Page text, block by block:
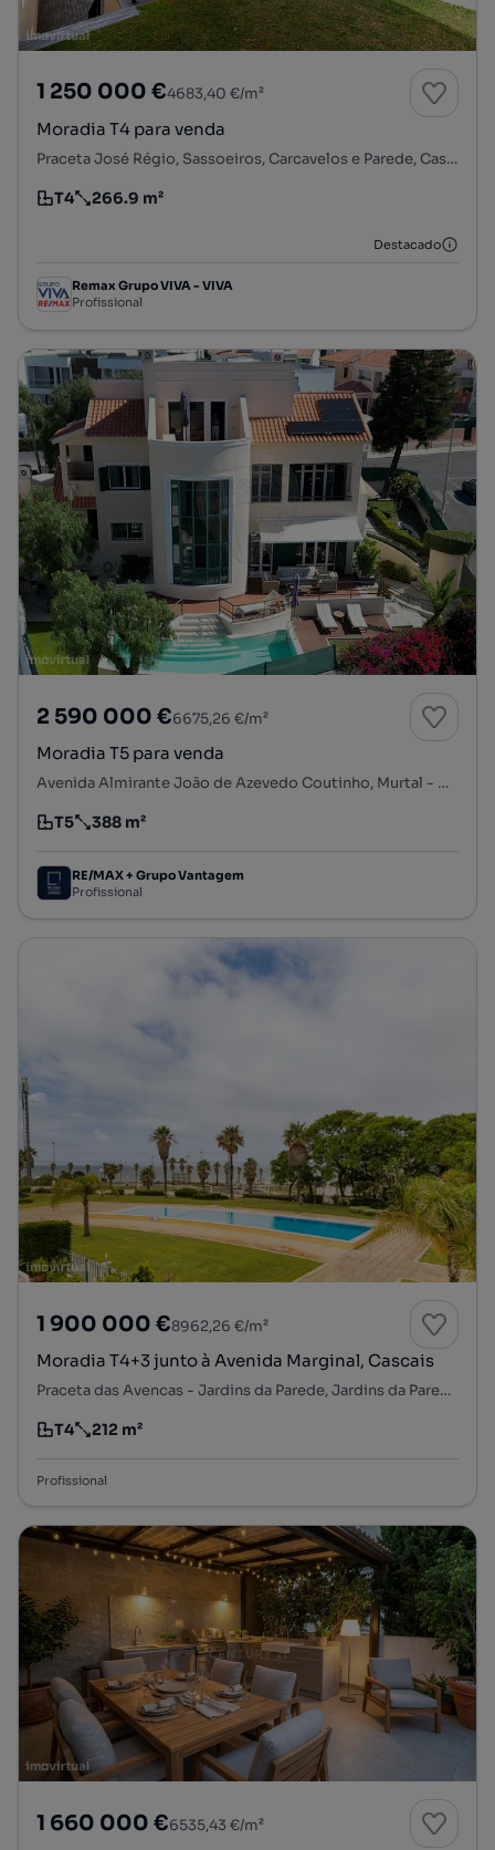
1 250 000 €4683,40 €/m²
Moradia T4 para venda
Praceta José Régio, Sassoeiros, Carcavelos e Parede, Cascais, Lisboa
Tipologia
T4
Preço por metro quadrado
266.9 m²
Destacado
Remax Grupo VIVA - VIVA
Profissional
2 590 000 €6675,26 €/m²
Moradia T5 para venda
Avenida Almirante João de Azevedo Coutinho, Murtal - Madorna, Carcavelos e Parede, Cascais, Lisboa
Tipologia
T5
Preço por metro quadrado
388 m²
RE/MAX + Grupo Vantagem
Profissional
1 900 000 €8962,26 €/m²
Moradia T4+3 junto à Avenida Marginal, Cascais
Praceta das Avencas - Jardins da Parede, Jardins da Parede, Carcavelos e Parede, Cascais, Lisboa
Tipologia
T4
Preço por metro quadrado
212 m²
Profissional
1 660 000 €6535,43 €/m²